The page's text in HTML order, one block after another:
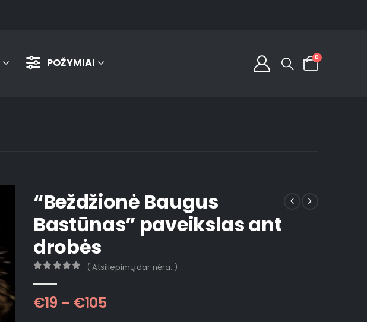
POŽYMIAI 0
“Beždžionė Baugus
Bastūnas” paveikslas ant
drobės
( Atsiliepimų dar nėra. )
€19 – €105